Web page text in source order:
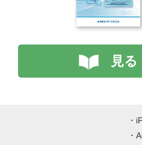
見る